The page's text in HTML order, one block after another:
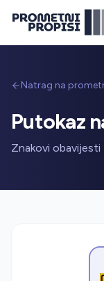
Natrag na
Putokaz
Znakovi obavijesti